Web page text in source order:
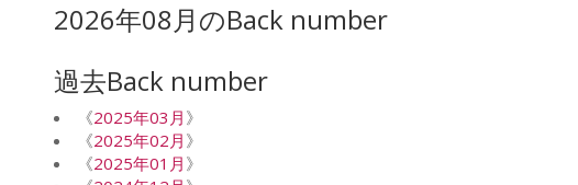
2026年08月のBack number
過去Back number
《2025年03月 》
《2025年02月 》
《2025年01月 》